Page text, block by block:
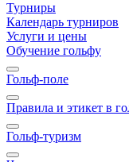
Турниры
Календарь турниров
Услуги и цены
Обучение гольфу
Гольф-поле
Правила и этикет в
Гольф-туризм